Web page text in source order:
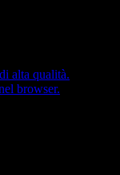
alta qualità.
browser.